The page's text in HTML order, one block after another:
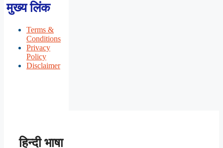
मुख्य लिंक
Terms &
Conditions
Privacy
Policy
Disclaimer
हिन्दी भाषा